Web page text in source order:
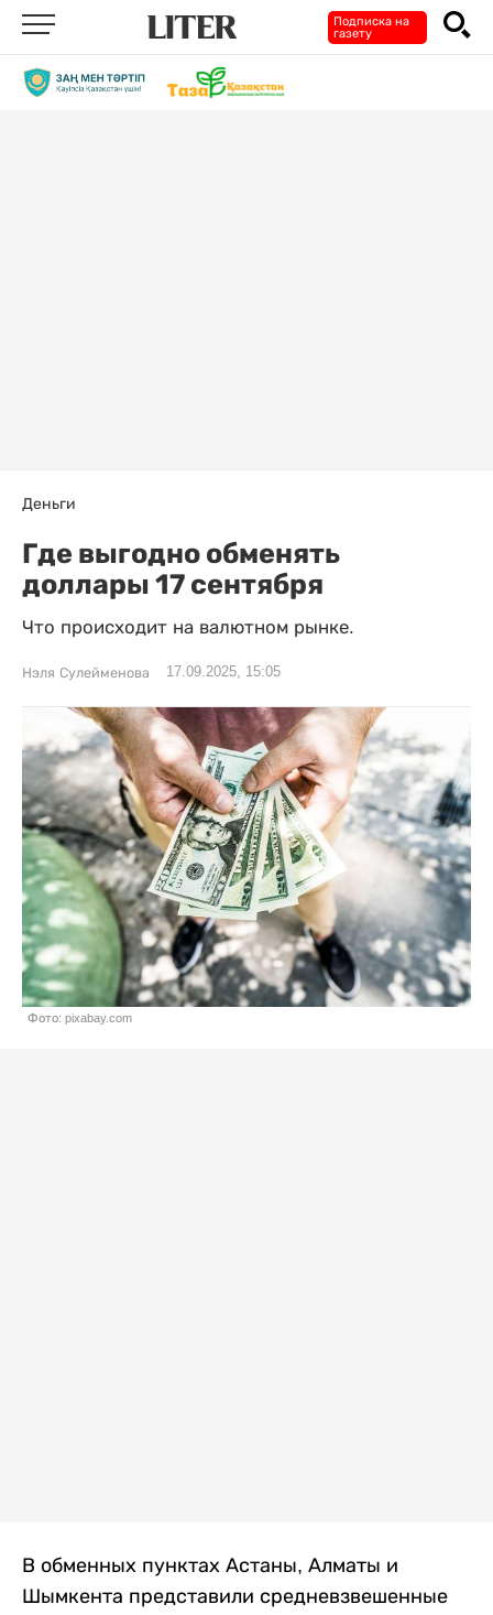
Подписка на
газету
Деньги
Где выгодно обменять
доллары 17 сентября
Что происходит на валютном рынке.
Нэля Сулейменова 17.09.2025, 15:05
Фото: pixabay.com
В обменных пунктах Астаны, Алматы и
Шымкента представили средневзвешенные